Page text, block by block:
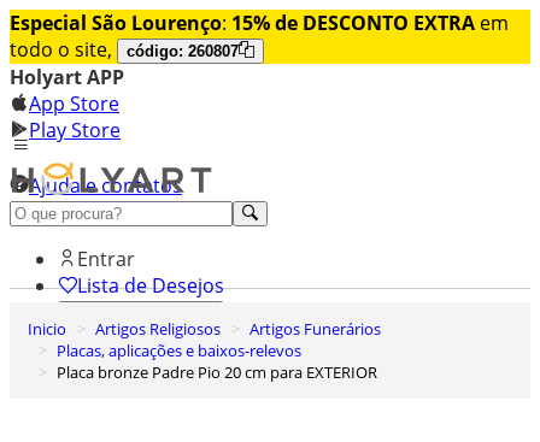
Especial São Lourenço: 15% de DESCONTO EXTRA em
todo o site,
código: 260807
Holyart APP
App Store
Play Store
Ajuda e contatos
Conheça premium
Entrar
Lista de Desejos
0
Carrinho de Compras
Inicio Artigos Religiosos
Artigos Funerários
Placas, aplicações e baixos-relevos
Placa bronze Padre Pio 20 cm para EXTERIOR